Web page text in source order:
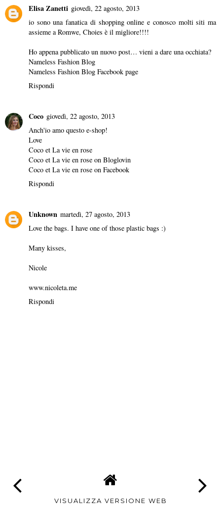
Elisa Zanetti giovedì, 22 agosto, 2013
io sono una fanatica di shopping online e conosco molti siti ma
assieme a Romwe, Choies è il migliore!!!!
Ho appena pubblicato un nuovo post… vieni a dare una occhiata?
Nameless Fashion Blog
Nameless Fashion Blog Facebook page
Rispondi
Coco giovedì, 22 agosto, 2013
Anch'io amo questo e-shop!
Love
Coco et La vie en rose
Coco et La vie en rose on Bloglovin
Coco et La vie en rose on Facebook
Rispondi
Unknown martedì, 27 agosto, 2013
Love the bags. I have one of those plastic bags :)
Many kisses,
Nicole
www.nicoleta.me
Rispondi
VISUALIZZA VERSIONE WEB